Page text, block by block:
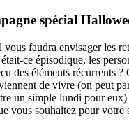
spécial
faudra envisager les
ce épisodique, les
des éléments récurrents ?
de vivre (on peut
un simple lundi pour
vous souhaitez pour votre